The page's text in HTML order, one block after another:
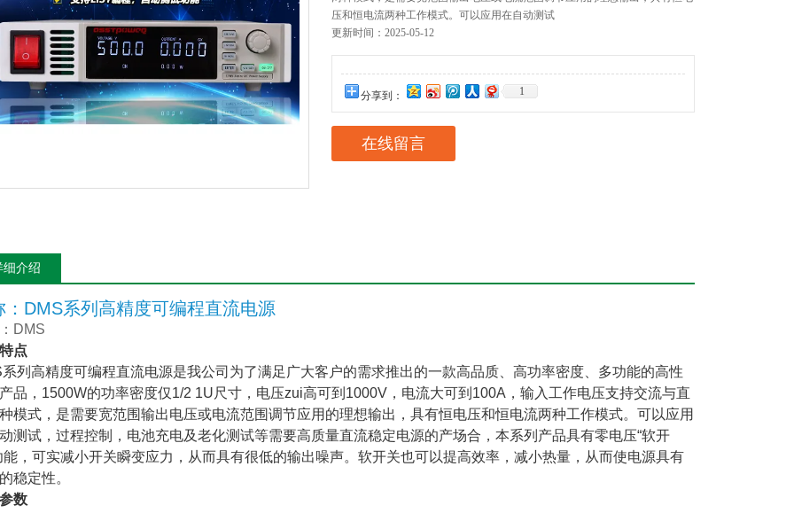
压和恒电流两种工作模式。可以应用在自动测试
更新时间：2025-05-12
分享到： 1
在线留言
细介绍
：DMS系列高精度可编程直流电源
DMS
点
系列高精度可编程直流电源是我公司为了满足广大客户的需求推出的一款高品质、高功率密度、多功能的高性
品，1500W的功率密度仅1/2 1U尺寸，电压zui高可到1000V，电流大可到100A，输入工作电压支持交流与直
模式，是需要宽范围输出电压或电流范围调节应用的理想输出，具有恒电压和恒电流两种工作模式。可以应用
测试，过程控制，电池充电及老化测试等需要高质量直流稳定电源的产场合，本系列产品具有零电压“软开
能，可实减小开关瞬变应力，从而具有很低的输出噪声。软开关也可以提高效率，减小热量，从而使电源具有
稳定性。
数